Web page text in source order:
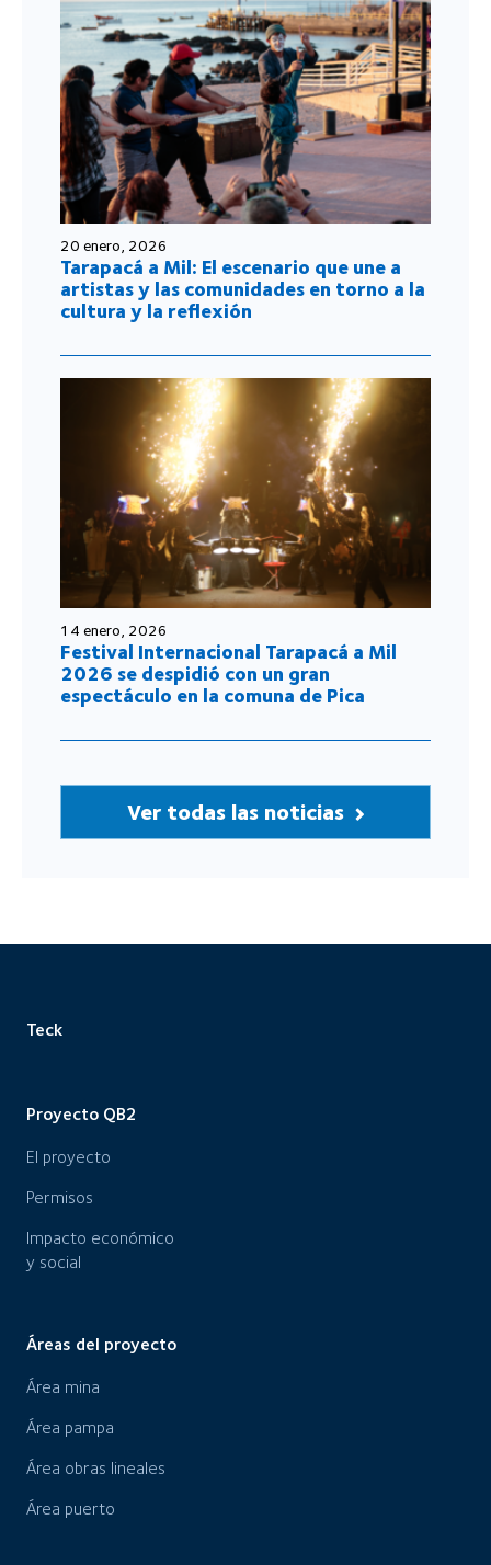
20 enero, 2026
Tarapacá a Mil: El escenario que une a
artistas y las comunidades en torno a la
cultura y la reflexión
14 enero, 2026
Festival Internacional Tarapacá a Mil
2026 se despidió con un gran
espectáculo en la comuna de Pica
Ver todas las noticias
Teck
Proyecto QB2
El proyecto
Permisos
Impacto económico
y social
Áreas del proyecto
Área mina
Área pampa
Área obras lineales
Área puerto